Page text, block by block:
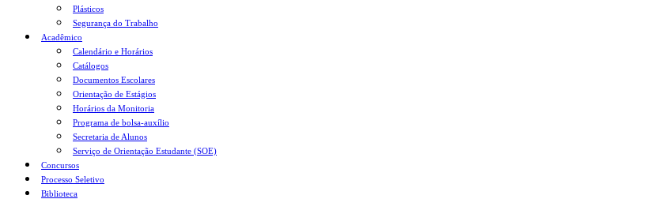
Plásticos
Segurança do Trabalho
Acadêmico
Calendário e Horários
Catálogos
Documentos Escolares
Orientação de Estágios
Horários da Monitoria
Programa de bolsa-auxílio
Secretaria de Alunos
Serviço de Orientação Estudante (SOE)
Concursos
Processo Seletivo
Biblioteca